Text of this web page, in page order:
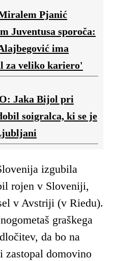
Pjanić
Juventusa sporoča:
ima
za veliko kariero'
Jaka Bijol pri
soigralca, ki se je
izgubila
rojen v Sloveniji,
v Avstriji (v Riedu).
graškega
da bo na
zastopal domovino